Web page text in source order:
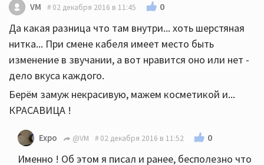
VM 02 декабря 2016 в 11:45 0
Да какая разница что там внутри... хоть шерстяная
нитка... При смене кабеля имеет место быть
изменение в звучании, а вот нравится оно или нет -
дело вкуса каждого.
Берём замуж некрасивую, мажем косметикой и...
КРАСАВИЦА !
Expo @VM 02 декабря 2016 в 11:52 0
Именно ! Об этом я писал и ранее, бесполезно что